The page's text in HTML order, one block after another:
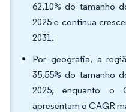
62,10% do tamanho
2025 e continua
2031.
Por geografia, a
35,55% do tamanho
2025, enquanto o
apresentam o CAGR